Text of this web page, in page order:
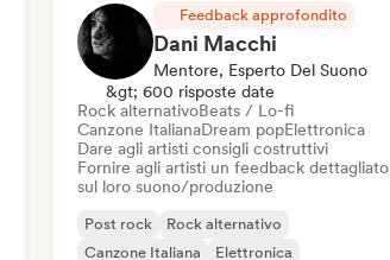
Feedback approfondito
Dani Macchi
Mentore, Esperto Del Suono
&gt; 600 risposte date
Rock alternativoBeats / Lo-fi
Canzone ItalianaDream popElettronica
Dare agli artisti consigli costruttivi
Fornire agli artisti un feedback dettagliato
sul loro suono/produzione
Post rock
Rock alternativo
Canzone Italiana
Elettronica